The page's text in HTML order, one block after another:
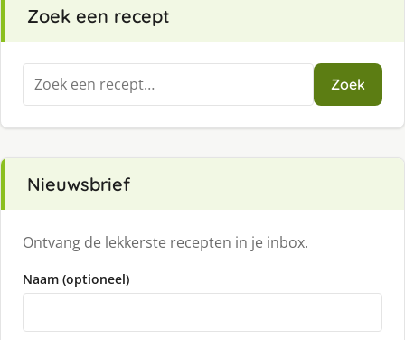
Zoek een recept
Zoeken
naar:
Zoek
Nieuwsbrief
Ontvang de lekkerste recepten in je inbox.
Naam (optioneel)